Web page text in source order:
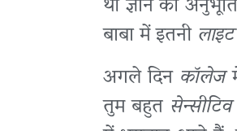
बाबा में इतनीलाइट
अगले दिन कॉलेज
तुम बहुत सेन्सीटिव